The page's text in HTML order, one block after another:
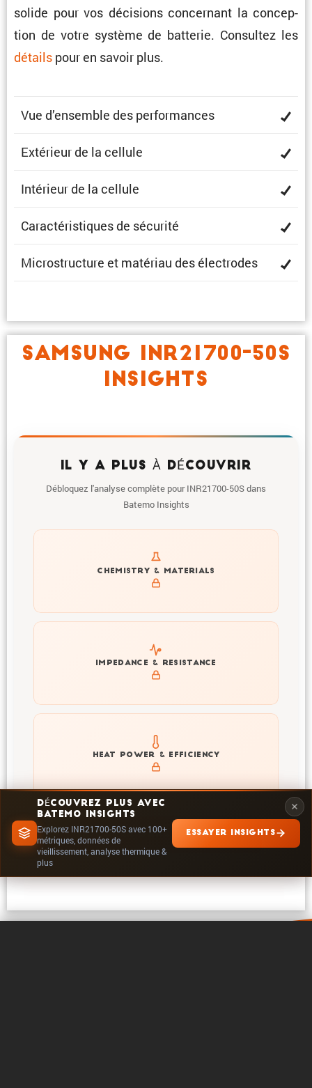
DÉCOUVREZ PLUS AVEC
BATEMO INSIGHTS
Explorez INR21700-50S avec 100+
métriques, données de
vieillissement, analyse thermique &
plus
ESSAYER INSIGHTS
solide pour vos décisions concer­nant la concep­
tion de votre système de batterie. Consultez les
détails pour en savoir plus.
Vue d’ensemble des performances
Extérieur de la cellule
Intérieur de la cellule
Carac­té­ris­tiques de sécurité
Micro­struc­ture et matériau des électrodes
SAMSUNG INR21700-50S
INSIGHTS
IL Y A PLUS À DÉCOUVRIR
Débloquez l'analyse complète pour INR21700-50S dans
Batemo Insights
CHEMISTRY & MATERIALS
Get to know active materials for the INR21700-50S
IMPEDANCE & RESISTANCE
Explore impedance spectrum and DCIR (SOC, T) of
INR21700-50S
HEAT POWER & EFFICIENCY
Explore heat generation and cell efficiency at different
temperatures and powers of INR21700-50S
EXPLORER DANS INSIGHTS